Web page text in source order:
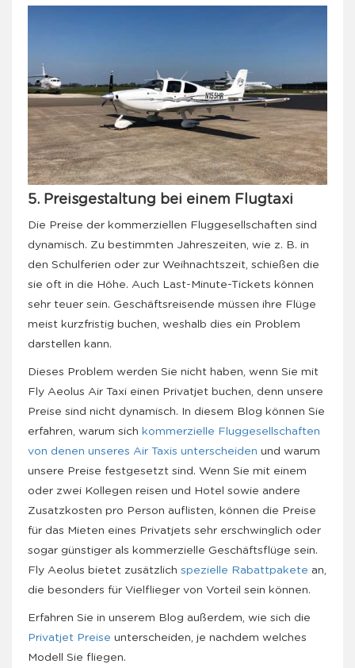
5. Preisgestaltung bei einem Flugtaxi
Die Preise der kommerziellen Fluggesellschaften sind
dynamisch. Zu bestimmten Jahreszeiten, wie z. B. in
den Schulferien oder zur Weihnachtszeit, schießen die
sie oft in die Höhe. Auch Last-Minute-Tickets können
sehr teuer sein. Geschäftsreisende müssen ihre Flüge
meist kurzfristig buchen, weshalb dies ein Problem
darstellen kann.
Dieses Problem werden Sie nicht haben, wenn Sie mit
Fly Aeolus Air Taxi einen Privatjet buchen, denn unsere
Preise sind nicht dynamisch. In diesem Blog können Sie
erfahren, warum sich kommerzielle Fluggesellschaften
von denen unseres Air Taxis unterscheiden und warum
unsere Preise festgesetzt sind. Wenn Sie mit einem
oder zwei Kollegen reisen und Hotel sowie andere
Zusatzkosten pro Person auflisten, können die Preise
für das Mieten eines Privatjets sehr erschwinglich oder
sogar günstiger als kommerzielle Geschäftsflüge sein.
Fly Aeolus bietet zusätzlich spezielle Rabattpakete an,
die besonders für Vielflieger von Vorteil sein können.
Erfahren Sie in unserem Blog außerdem, wie sich die
Privatjet Preise unterscheiden, je nachdem welches
Modell Sie fliegen.